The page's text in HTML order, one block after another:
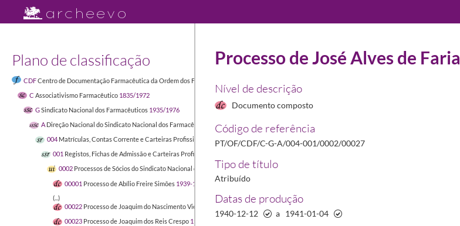
Plano de classificação
CDFCentro de Documentação Farmacêutica da Ordem dos Farmacêuticos
C Associativismo Farmacêutico 1835/1972
GSindicato Nacional dos Farmacêuticos 1935/1976
A Direção Nacional do Sindicato Nacional dos Farmacêuticos
1900/1996-03-16
004 Matrículas, Contas Corrente e Carteiras Profissionais de Sócios do Sindicato Nacional dos Farmacêuticos 1935/1973-04-06
001 Registos, Fichas de Admissão e Carteiras Profissionais de Sócios do Sindicato Nacional dos Farmacêuticos
0002 Processos de Sócios do Sindicato Nacional dos Farmacêuticos1935-05-24/1942-06-01
00001 Processo de Abílio Freire Simões 1939-11-30/1940-02-03
(...)
00022 Processo de Joaquim do Nascimento Viegas Soares
1941-10-01/1941-12
00023 Processo de Joaquim dos Reis Crespo 1935-05-29/1937-04-26
Processo de José Alves de Faria
Nível de descrição
Documento composto
Código de referência
PT/OF/CDF/C-G-A/004-001/0002/00027
Tipo de título
Atribuído
Datas de produção
1940-12-12 a 1941-01-04